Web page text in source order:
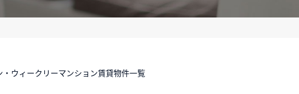
ウィークリーマンション賃貸物件一覧